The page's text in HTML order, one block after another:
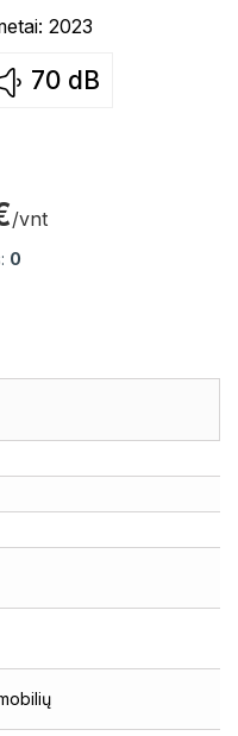
2023
70 dB
/vnt
0